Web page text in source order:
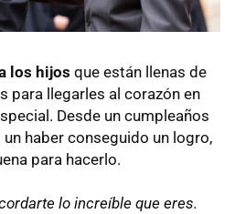
los hijos que están llenas de
para llegarles al corazón en
Desde un cumpleaños
haber conseguido un logro,
para hacerlo.
lo increíble que eres.